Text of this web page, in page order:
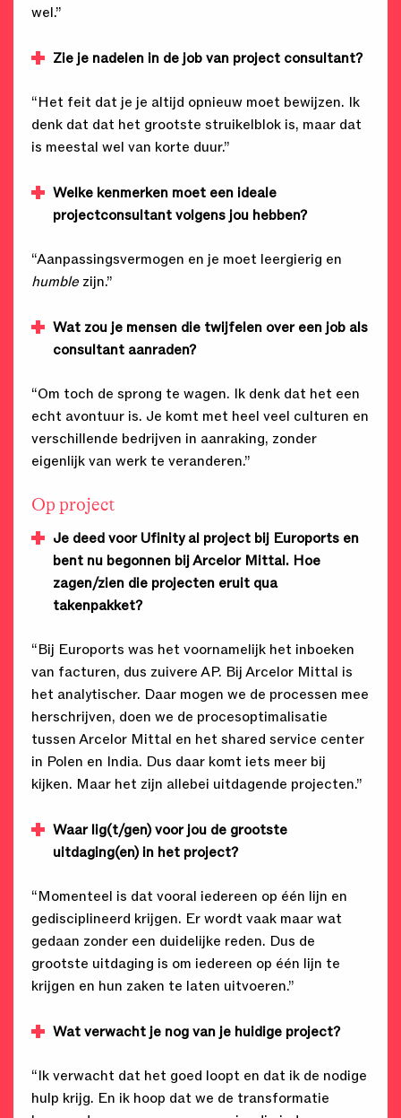
wel.”
Zie je nadelen in de job van project consultant?
“Het feit dat je je altijd opnieuw moet bewijzen. Ik
denk dat dat het grootste struikelblok is, maar dat
is meestal wel van korte duur.”
Welke kenmerken moet een ideale
projectconsultant volgens jou hebben?
“Aanpassingsvermogen en je moet leergierig en
humble zijn.”
Wat zou je mensen die twijfelen over een job als
consultant aanraden?
“Om toch de sprong te wagen. Ik denk dat het een
echt avontuur is. Je komt met heel veel culturen en
verschillende bedrijven in aanraking, zonder
eigenlijk van werk te veranderen.”
Op project
Je deed voor Ufinity al project bij Euroports en
bent nu begonnen bij Arcelor Mittal. Hoe
zagen/zien die projecten eruit qua
takenpakket?
“Bij Euroports was het voornamelijk het inboeken
van facturen, dus zuivere AP. Bij Arcelor Mittal is
het analytischer. Daar mogen we de processen mee
herschrijven, doen we de procesoptimalisatie
tussen Arcelor Mittal en het shared service center
in Polen en India. Dus daar komt iets meer bij
kijken. Maar het zijn allebei uitdagende projecten.”
Waar lig(t/gen) voor jou de grootste
uitdaging(en) in het project?
“Momenteel is dat vooral iedereen op één lijn en
gedisciplineerd krijgen. Er wordt vaak maar wat
gedaan zonder een duidelijke reden. Dus de
grootste uitdaging is om iedereen op één lijn te
krijgen en hun zaken te laten uitvoeren.”
Wat verwacht je nog van je huidige project?
“Ik verwacht dat het goed loopt en dat ik de nodige
hulp krijg. En ik hoop dat we de transformatie